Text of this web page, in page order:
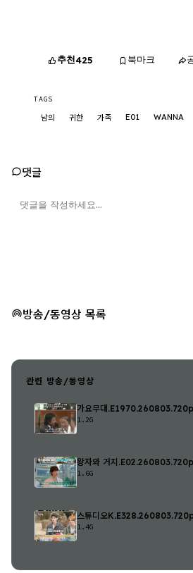
추천425 북마크
TAGS
남의 귀한 가족 E01 WANNA
댓글
방송/동영상 목록
관련 방송/동영상
가요무대
1.2G
왕자와 거지
1.6G
스튜디오
1.4G